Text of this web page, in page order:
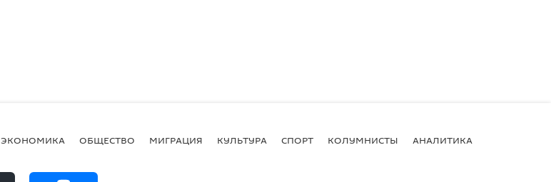
ЭКОНОМИКА ОБЩЕСТВО МИГРАЦИЯ КУЛЬТУРА СПОРТ КОЛУМНИСТЫ АНАЛИТИКА